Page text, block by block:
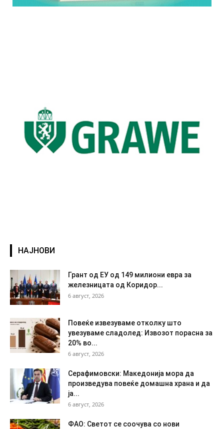
НАЈНОВИ
Грант од ЕУ од 149 милиони евра за
железницата од Коридор...
6 август, 2026
Повеќе извезуваме отколку што
увезуваме сладолед: Извозот порасна за
20% во...
6 август, 2026
Серафимовски: Македонија мора да
произведува повеќе домашна храна и да
ја...
6 август, 2026
ФАО: Светот се соочува со нови